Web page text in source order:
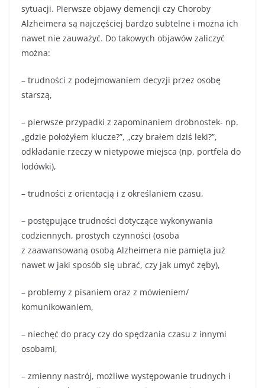
sytuacji. Pierwsze objawy demencji czy Choroby
Alzheimera są najczęściej bardzo subtelne i można ich
nawet nie zauważyć. Do takowych objawów zaliczyć
można:
– trudności z podejmowaniem decyzji przez osobę
starszą,
– pierwsze przypadki z zapominaniem drobnostek- np.
„gdzie położyłem klucze?”, „czy brałem dziś leki?”,
odkładanie rzeczy w nietypowe miejsca (np. portfela do
lodówki),
– trudności z orientacją i z określaniem czasu,
– postępujące trudności dotyczące wykonywania
codziennych, prostych czynności (osoba
z zaawansowaną osobą Alzheimera nie pamięta już
nawet w jaki sposób się ubrać, czy jak umyć zęby),
– problemy z pisaniem oraz z mówieniem/
komunikowaniem,
– niechęć do pracy czy do spędzania czasu z innymi
osobami,
– zmienny nastrój, możliwe występowanie trudnych i